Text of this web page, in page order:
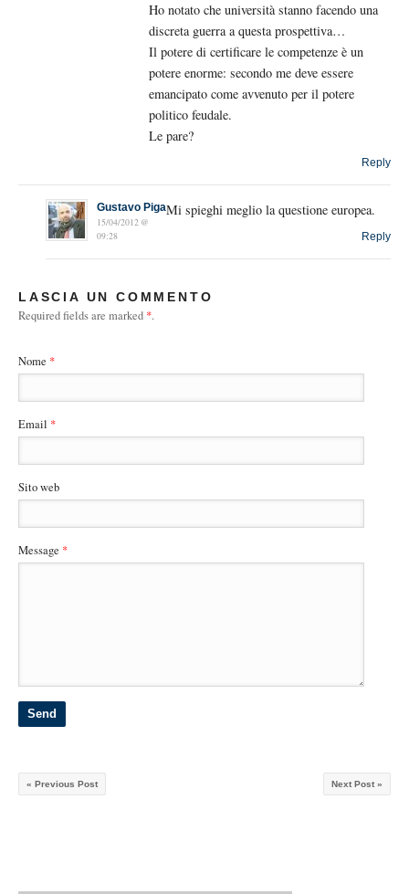
Ho notato che università stanno facendo una
discreta guerra a questa prospettiva…
Il potere di certificare le competenze è un
potere enorme: secondo me deve essere
emancipato come avvenuto per il potere
politico feudale.
Le pare?
Reply
Gustavo Piga
15/04/2012 @
09:28
Mi spieghi meglio la questione europea.
Reply
LASCIA UN COMMENTO
Required fields are marked *.
Nome *
Email *
Sito web
Message *
Next Post »
« Previous Post